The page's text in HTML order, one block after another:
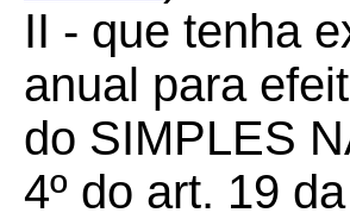
II - que tenha
anual para
do SIMPLES
4º do art. 19